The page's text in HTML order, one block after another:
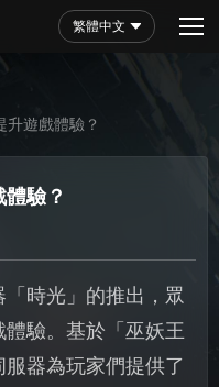
繁體中文
升遊戲體驗？
驗？
時光」的推出，眾
驗。基於「巫妖王
器為玩家們提供了